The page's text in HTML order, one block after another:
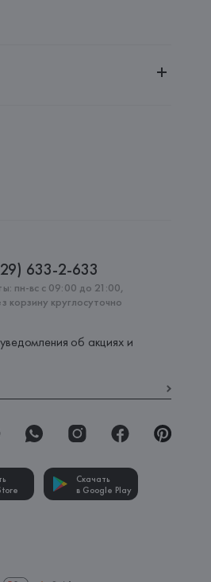
633-2-633
пн-вс с 09:00 до 21:00,
корзину круглосуточно
об акциях и
Скачать
в Google Play